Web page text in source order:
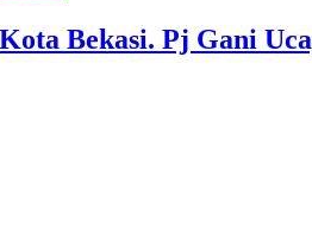
Bekasi. Pj Gani